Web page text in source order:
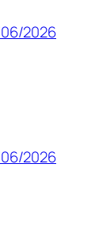
2026
2026